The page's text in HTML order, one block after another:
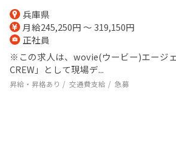
兵庫県
月給245,250円 ～ 319,150円
正社員
※この求人は、wovie(ウービー)エージ
CREW」として現場デ...
昇給・昇格あり 交通費支給 急募